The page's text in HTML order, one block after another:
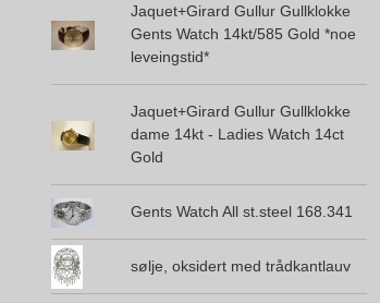
Jaquet+Girard Gullur Gullklokke
Gents Watch 14kt/585 Gold *noe
leveingstid*
Jaquet+Girard Gullur Gullklokke
dame 14kt - Ladies Watch 14ct
Gold
Gents Watch All st.steel 168.341
sølje, oksidert med trådkantlauv